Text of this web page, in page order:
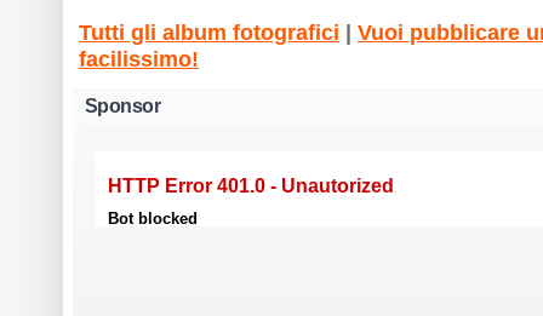
Tutti gli album fotografici | Vuoi pubblicare
facilissimo!
Sponsor